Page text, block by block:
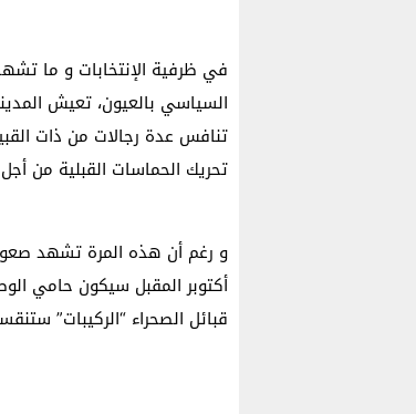
في ظرفية الإنتخابات و ما
السياسي بالعيون، تعيش
تنافس عدة رجالات من ذات
تحريك الحماسات القبلية من
و رغم أن هذه المرة تشهد
أكتوبر المقبل سيكون حامي
قبائل الصحراء “الركيبات”